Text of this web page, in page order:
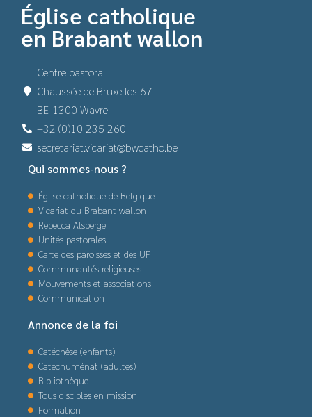
Église catholique
en Brabant wallon
Centre pastoral
Chaussée de Bruxelles 67
BE-1300 Wavre
+32 (0)10 235 260
secretariat.vicariat@bwcatho.be
Qui sommes-nous ?
Église catholique de Belgique
Vicariat du Brabant wallon
Rebecca Alsberge
Unités pastorales
Carte des paroisses et des UP
Communautés religieuses
Mouvements et associations
Communication
Annonce de la foi
Catéchèse (enfants)
Catéchuménat (adultes)
Bibliothèque
Tous disciples en mission
Formation